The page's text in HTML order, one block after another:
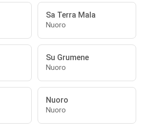
Sa Terra Mala
Nuoro
Su Grumene
Nuoro
Nuoro
Nuoro